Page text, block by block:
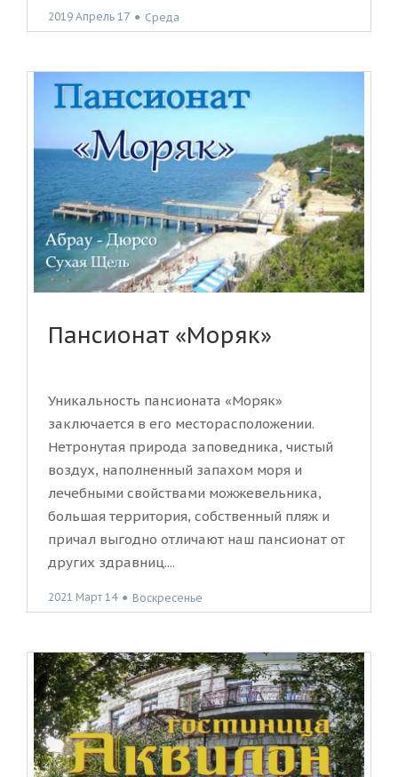
2019 Апрель 17 ● Среда
Пансионат «Моряк»
Уникальность пансионата «Моряк»
заключается в его месторасположении.
Нетронутая природа заповедника, чистый
воздух, наполненный запахом моря и
лечебными свойствами можжевельника,
большая территория, собственный пляж и
причал выгодно отличают наш пансионат от
других здравниц....
2021 Март 14 ● Воскресенье